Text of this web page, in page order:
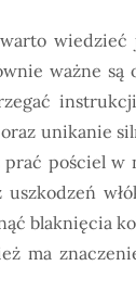
ważne są
unikanie
pościel w
blaknięcia
ma